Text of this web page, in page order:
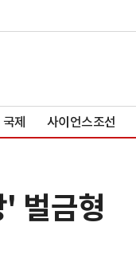
국제 사이언스조선
벌금형